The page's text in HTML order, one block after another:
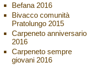
Befana 2016
Bivacco comunità
Pratolungo 2015
Carpeneto anniversario
2016
Carpeneto sempre
giovani 2016